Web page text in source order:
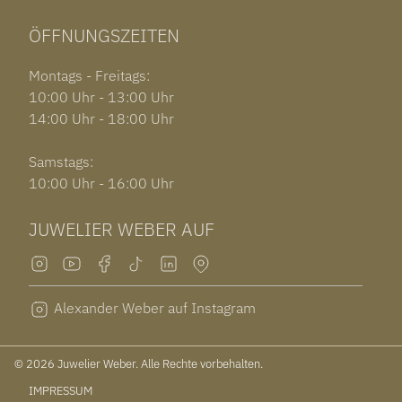
ÖFFNUNGSZEITEN
Montags - Freitags:
10:00 Uhr - 13:00 Uhr
14:00 Uhr - 18:00 Uhr
Samstags:
10:00 Uhr - 16:00 Uhr
JUWELIER WEBER AUF
Alexander Weber auf Instagram
© 2026 Juwelier Weber. Alle Rechte vorbehalten.
IMPRESSUM